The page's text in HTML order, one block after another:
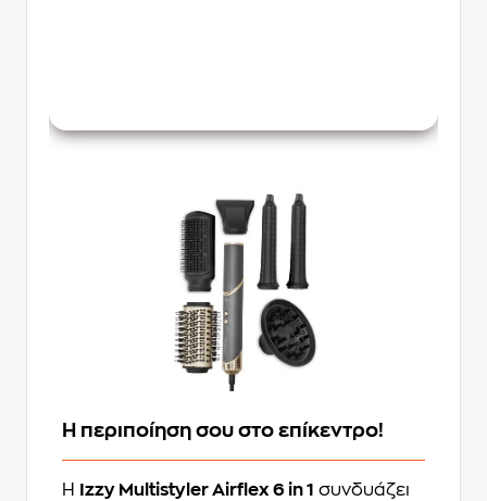
Η περιποίηση σου στο επίκεντρο!
Η Izzy Multistyler Airflex 6 in 1 συνδυάζει